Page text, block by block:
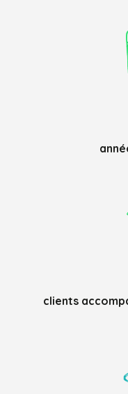
clients